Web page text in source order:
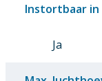
Instortbaar
Ja